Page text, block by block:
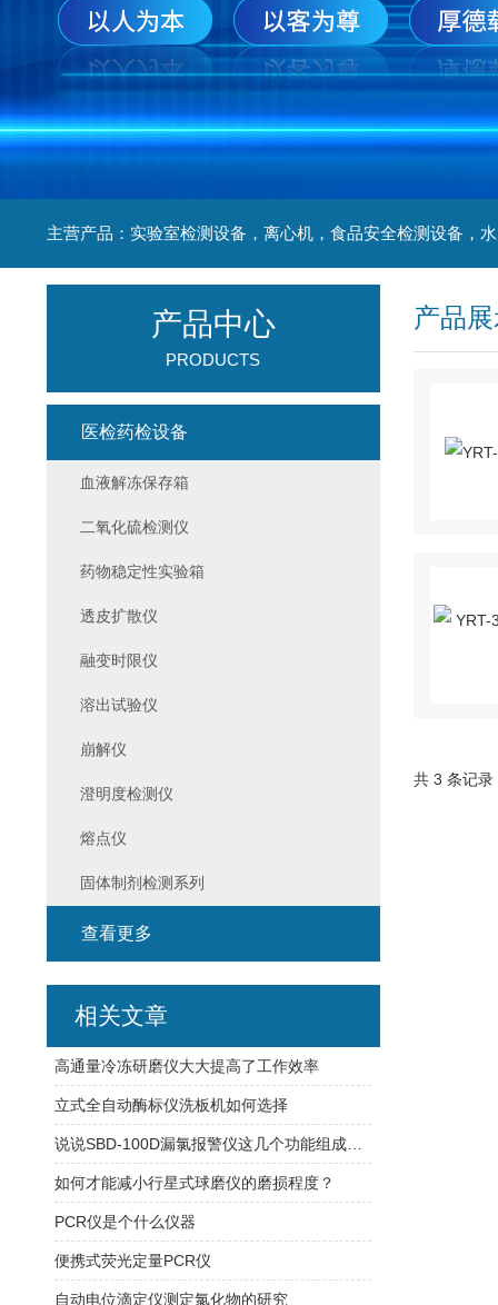
产品
共 3 条记
产品中心
PRODUCTS
医检药检设备
血液解冻保存箱
二氧化硫检测仪
药物稳定性实验箱
透皮扩散仪
融变时限仪
溶出试验仪
崩解仪
澄明度检测仪
熔点仪
固体制剂检测系列
查看更多
相关文章
高通量冷冻研磨仪大大提高了工作效率
立式全自动酶标仪洗板机如何选择
如何才能减小行星式球磨仪的磨损程度？
PCR仪是个什么仪器
便携式荧光定量PCR仪
自动电位滴定仪测定氯化物的研究